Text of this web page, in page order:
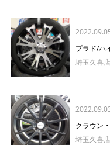
プラド/ハ
埼玉久喜
クラウン
埼玉久喜